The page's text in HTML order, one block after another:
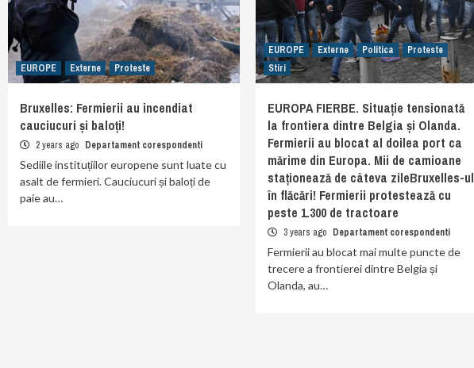
EUROPE Externe Proteste
Bruxelles: Fermierii au incendiat
cauciucuri și baloți!
2 years ago Departament corespondenti
Sediile instituțiilor europene sunt luate cu
asalt de fermieri. Cauciucuri și baloți de
paie au…
EUROPE Externe Politica
Proteste
Stiri
EUROPA FIERBE. Situație tensionată
la frontiera dintre Belgia și Olanda.
Fermierii au blocat al doilea port ca
mărime din Europa. Mii de camioane
staționează de câteva zileBruxelles-ul
în flăcări! Fermierii protestează cu
peste 1.300 de tractoare
3 years ago Departament corespondenti
Fermierii au blocat mai multe puncte de
trecere a frontierei dintre Belgia și
Olanda, au…